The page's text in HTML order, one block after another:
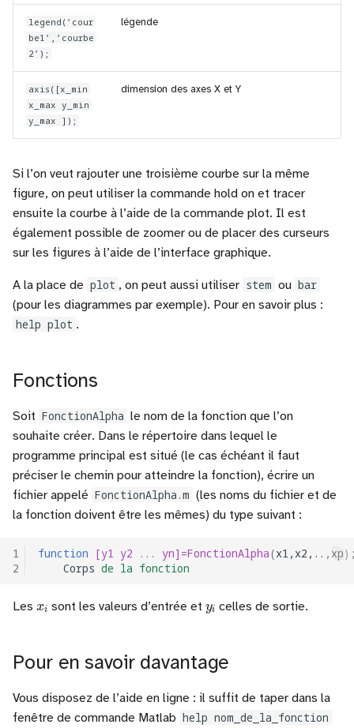
legend(’cour
be1’,’courbe
2’);
légende
axis([x_min
x_max y_min
y_max ]);
dimension des axes X et Y
Si l’on veut rajouter une troisième courbe sur la même
figure, on peut utiliser la commande hold on et tracer
ensuite la courbe à l’aide de la commande plot. Il est
également possible de zoomer ou de placer des curseurs
sur les figures à l’aide de l’interface graphique.
A la place de plot , on peut aussi utiliser stem ou bar
(pour les diagrammes par exemple). Pour en savoir plus :
help plot .
Fonctions
Soit FonctionAlpha le nom de la fonction que l’on
souhaite créer. Dans le répertoire dans lequel le
programme principal est situé (le cas échéant il faut
préciser le chemin pour atteindre la fonction), écrire un
fichier appelé FonctionAlpha.m (les noms du fichier et de
la fonction doivent être les mêmes) du type suivant :
1
2
function [y1 y2 ... yn]=FonctionAlpha(x1,x2,..,xp
Corps de la fonction
Les sont les valeurs d’entrée et celles de sortie.
Pour en savoir davantage
Vous disposez de l’aide en ligne : il suffit de taper dans la
fenêtre de commande Matlab help nom_de_la_fonction